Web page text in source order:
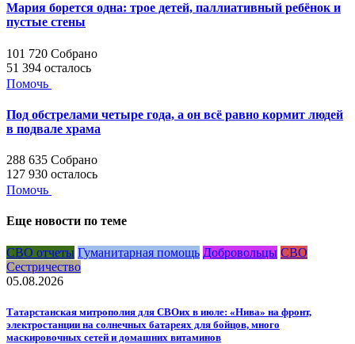
Мария борется одна: трое детей, паллиативный ребёнок и
пустые стены
101 720 Собрано
51 394 осталось
Помочь
Под обстрелами четыре года, а он всё равно кормит людей
в подвале храма
288 635 Собрано
127 930 осталось
Помочь
Еще новости по теме
СВО отчеты Гуманитарная помощь Добровольцы СВО
Сестричество
05.08.2026
Татарстанская митрополия для СВОих в июле: «Нива» на фронт,
электростанции на солнечных батареях для бойцов, много
маскировочных сетей и домашних витаминов